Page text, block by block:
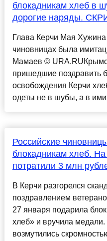
блокадникам хлеб в
дорогие наряды.
Глава Керчи Мая Хужина
чиновницах была
Мамаев ©
пришедшие поздравить
освобождения Керчи
одеты не в шубы, а в
Российские
блокадникам хлеб.
потратили 3 млн
В Керчи разгорелся
поздравлением
27 января подарила
хлеб» и вручила
возмутились